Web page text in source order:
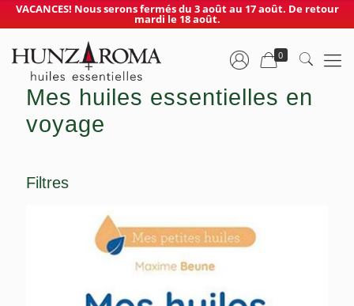
VACANCES! Nous serons fermés du 3 août au 17 août. De retour
mardi le 18 août.
0
Mes huiles essentielles en
voyage
Filtres